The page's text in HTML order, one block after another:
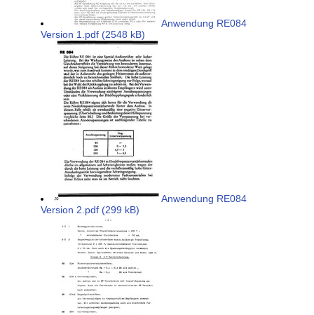
Anwendung RE084
Version 1.pdf (2548 kB)
Anwendung RE084
Version 2.pdf (299 kB)